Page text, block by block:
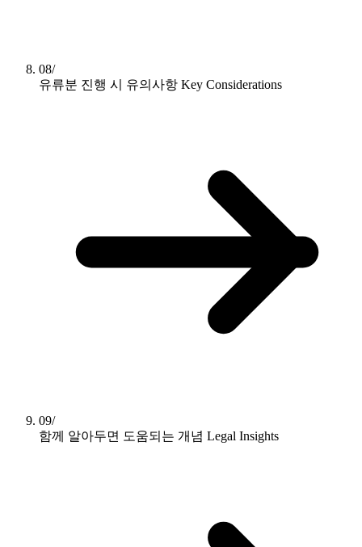
08/
유류분 진행 시 유의사항 Key Considerations
09/
함께 알아두면 도움되는 개념 Legal Insights